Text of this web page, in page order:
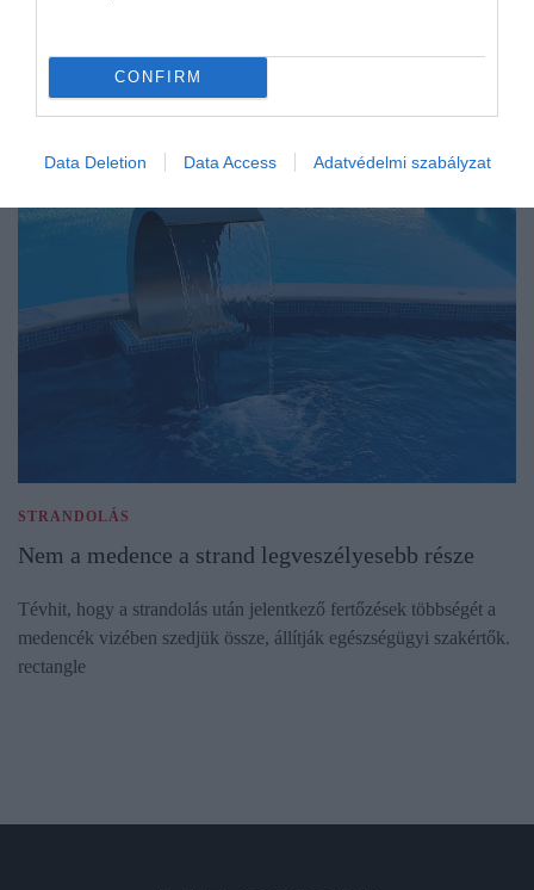
CONFIRM
Data Deletion Data Access Adatvédelmi szabályzat
STRANDOLÁS
Nem a medence a strand legveszélyesebb része
Tévhit, hogy a strandolás után jelentkező fertőzések többségét a
medencék vizében szedjük össze, állítják egészségügyi szakértők.
rectangle